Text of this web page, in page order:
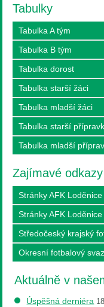
Tabulky
Tabulka A tým
Tabulka B tým
Tabulka dorost
Tabulka starší žáci
Tabulka mladší žáci
Tabulka starší
Tabulka mladší
Zajímavé odkazy
Stránky AFK
Stránky AFK
Středočeský krajský
Okresní fotbalový svaz
Aktuálně v
Úspěšná derniéra